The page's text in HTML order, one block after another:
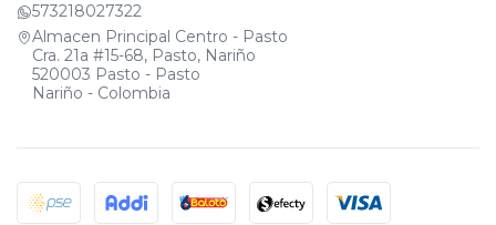
573218027322
Almacen Principal Centro - Pasto
Cra. 21a #15-68, Pasto, Nariño
520003 Pasto - Pasto
Nariño - Colombia